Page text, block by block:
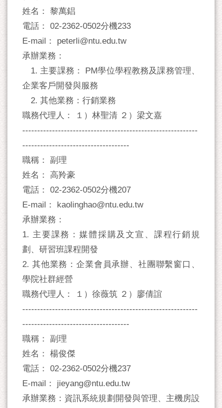
姓名： 黎萬錩
電話： 02-2362-0502分機233
E-mail： peterli@ntu.edu.tw
承辦業務：
1. 主要課務： PM學位學程教務及課務管理、
企業客戶開發與服務
2. 其他業務：行銷業務
職務代理人： １）林聖清 ２）梁文嘉
-----------------------------------------------------------
------------------------------------
職稱： 副理
姓名： 高羚豪
電話： 02-2362-0502分機207
E-mail： kaolinghao@ntu.edu.tw
承辦業務：
1. 主要課務：媒體採購及文宣、課程行銷規
劃、研習班課程開發
2. 其他業務：企業會員承辦、社團聯繫窗口、
學院社群經營
職務代理人： １）徐薇筑 ２）廖倩誼
-----------------------------------------------------------
------------------------------------
職稱： 副理
姓名： 楊俊傑
電話： 02-2362-0502分機237
E-mail： jieyang@ntu.edu.tw
承辦業務：資訊系統規劃開發與管理、主機房設